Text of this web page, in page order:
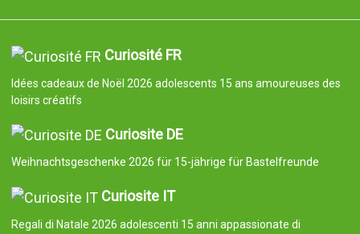
Curiosité FR
Idées cadeaux de Noël 2026 adolescents 15 ans amoureuses des
loisirs créatifs
Curiosite DE
Weihnachtsgeschenke 2026 für 15-jährige für Bastelfreunde
Curiosite IT
Regali di Natale 2026 adolescenti 15 anni appassionate di